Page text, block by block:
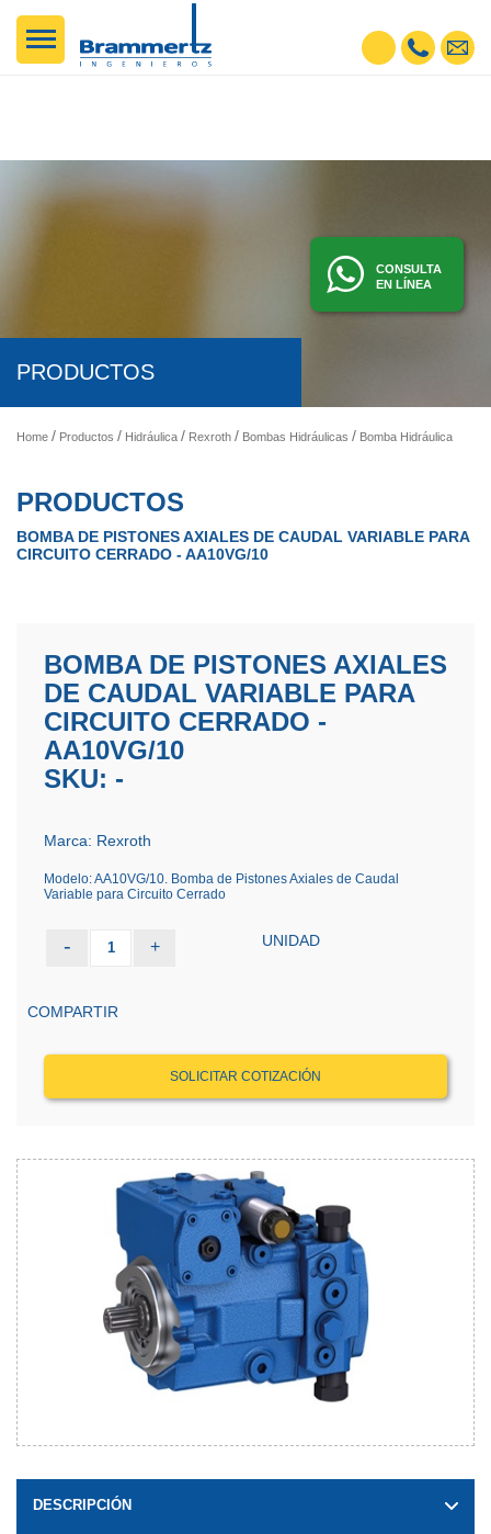
CONSULTA
EN LÍNEA
PRODUCTOS
Home Productos Hidráulica Rexroth Bombas Hidráulicas Bomba Hidráulica de Pistones Axiales
PRODUCTOS
BOMBA DE PISTONES AXIALES DE CAUDAL VARIABLE PARA
CIRCUITO CERRADO - AA10VG/10
BOMBA DE PISTONES AXIALES
DE CAUDAL VARIABLE PARA
CIRCUITO CERRADO -
AA10VG/10
SKU: -
Marca: Rexroth
Modelo: AA10VG/10. Bomba de Pistones Axiales de Caudal
Variable para Circuito Cerrado
- 1 + UNIDAD
COMPARTIR
SOLICITAR COTIZACIÓN
DESCRIPCIÓN